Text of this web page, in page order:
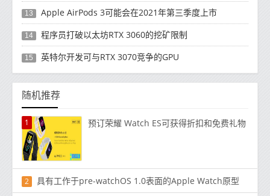
13 Apple AirPods 3可能会在2021年第三季度上市
14 程序员打破以太坊RTX 3060的挖矿限制
15 英特尔开发可与RTX 3070竞争的GPU
随机推荐
1 预订荣耀 Watch ES可获得折扣和免费礼物
2 具有工作于pre-watchOS 1.0表面的Apple Watch原型